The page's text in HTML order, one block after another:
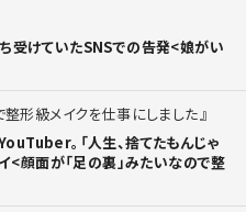
ち受けていたSNSでの告発<娘がい
形級メイクを仕事にしました
。「人生、捨てたもんじゃ
<顔面が「足の裏」みたいなので整